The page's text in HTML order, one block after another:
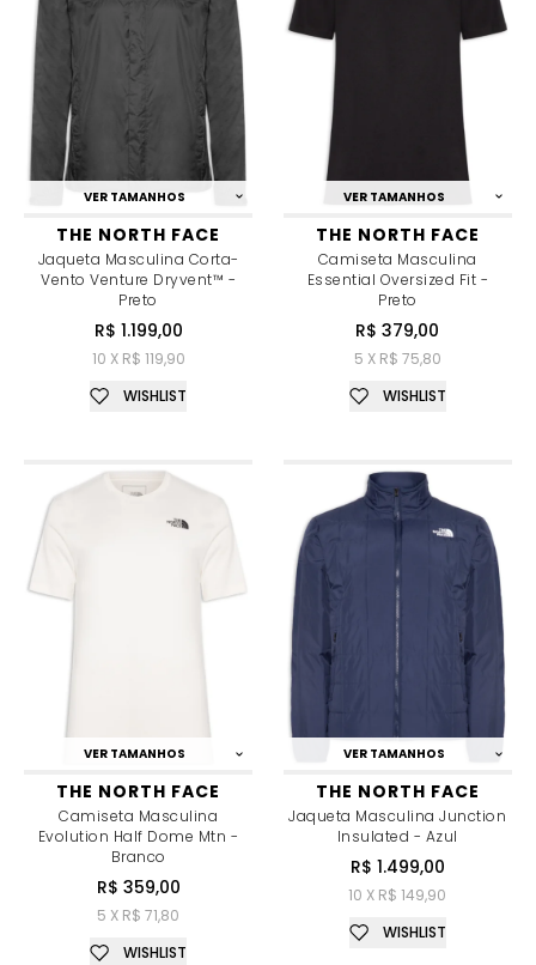
VER TAMANHOS
THE NORTH FACE
Jaqueta Masculina Corta-
Vento Venture Dryvent™ -
Preto
R$ 1.199,00
10 X R$ 119,90
WISHLIST
VER TAMANHOS
THE NORTH FACE
Camiseta Masculina
Essential Oversized Fit -
Preto
R$ 379,00
5 X R$ 75,80
WISHLIST
VER TAMANHOS
THE NORTH FACE
Camiseta Masculina
Evolution Half Dome Mtn -
Branco
R$ 359,00
5 X R$ 71,80
WISHLIST
VER TAMANHOS
THE NORTH FACE
Jaqueta Masculina Junction
Insulated - Azul
R$ 1.499,00
10 X R$ 149,90
WISHLIST